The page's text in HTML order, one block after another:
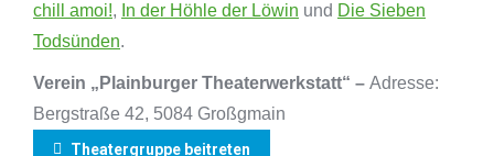
chill amoi!, In der Höhle der Löwin und Die Sieben
Todsünden.
Verein „Plainburger Theaterwerkstatt“ – Adresse:
Bergstraße 42, 5084 Großgmain
Theatergruppe beitreten